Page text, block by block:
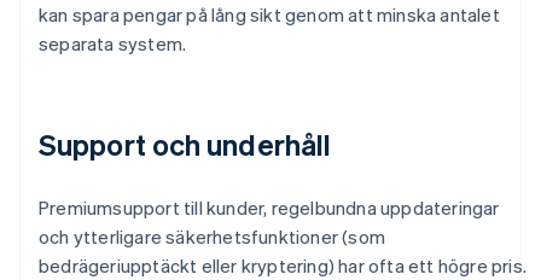
kan spara pengar på lång sikt genom att minska antalet
separata system.
Support och underhåll
Premiumsupport till kunder, regelbundna uppdateringar
och ytterligare säkerhetsfunktioner (som
bedrägeriupptäckt eller kryptering) har ofta ett högre pris.